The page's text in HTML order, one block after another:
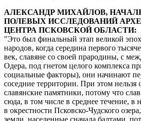
АЛЕКСАНДР МИХАЙЛОВ,
ПОЛЕВЫХ ИССЛЕДОВАНИЙ
ЦЕНТРА ПСКОВСКОЙ ОБЛАСТИ:
Это был финальный этап великой
народов, когда середина первого
век, славяне со своей прародины, с
Одера, под гнетом целого комплекса
социальные факторы), они начинают
соседние территории. При этом нельзя
славянские памятники, потому что
сюда, в том числе в среднее течение, в
в окрестности Псковско-Чудского
земли, населенные сначала балтами,